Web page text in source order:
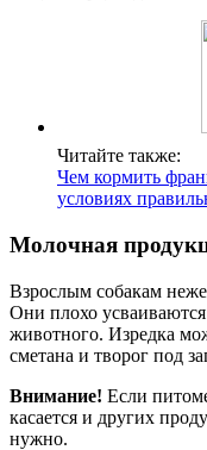
Читайте также:
Чем кормить
условиях
Молочная
Взрослым собакам
Они плохо
животного. Изредка
сметана и творог под
Внимание! Если
касается и других
нужно.